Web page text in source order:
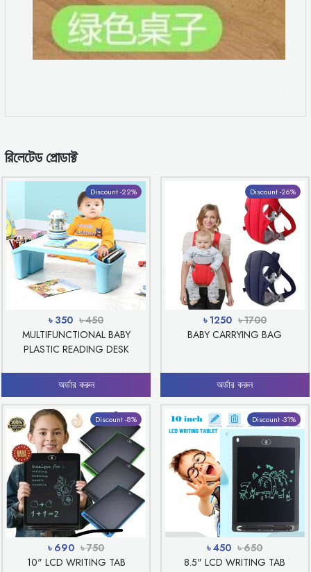
রিলেটেড প্রোডাক্ট
Discount -22%
৳ 350 ৳ 450
MULTIFUNCTIONAL BABY
PLASTIC READING DESK
অর্ডার করুন
Discount -26%
৳ 1250 ৳ 1700
BABY CARRYING BAG
অর্ডার করুন
Discount -8%
৳ 690 ৳ 750
10" LCD WRITING TAB
Discount -31%
৳ 450 ৳ 650
8.5" LCD WRITING TAB